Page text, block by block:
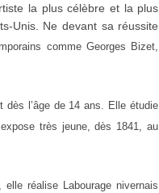
la pluscélèbre et la plus
Unis.
Ne devant sa réussite
comme Georges Bizet,
dès l’âge de 14 ans. Elle étudie
très jeune, dès 1841, au
elle réalise
Labourage nivernais